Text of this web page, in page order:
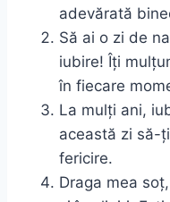
adevărată
Să ai o zi de
iubire! Îți
în fiecare
La mulți ani,
această zi să-
fericire.
Draga mea